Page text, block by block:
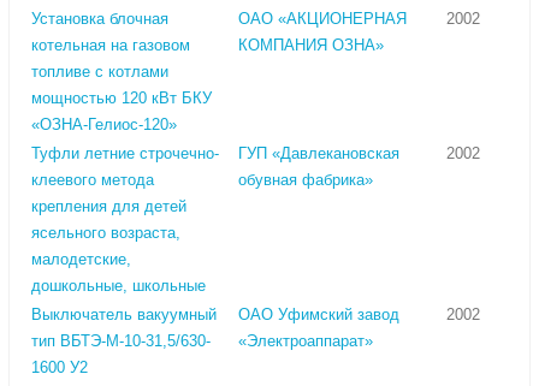
Установка блочная
котельная на газовом
топливе с котлами
мощностью 120 кВт БКУ
«ОЗНА-Гелиос-120»
ОАО «АКЦИОНЕРНАЯ
КОМПАНИЯ ОЗНА»
2002
Туфли летние строчечно-
клеевого метода
крепления для детей
ясельного возраста,
малодетские,
дошкольные, школьные
ГУП «Давлекановская
обувная фабрика»
2002
Выключатель вакуумный
тип ВБТЭ-М-10-31,5/630-
1600 У2
ОАО Уфимский завод
«Электроаппарат»
2002